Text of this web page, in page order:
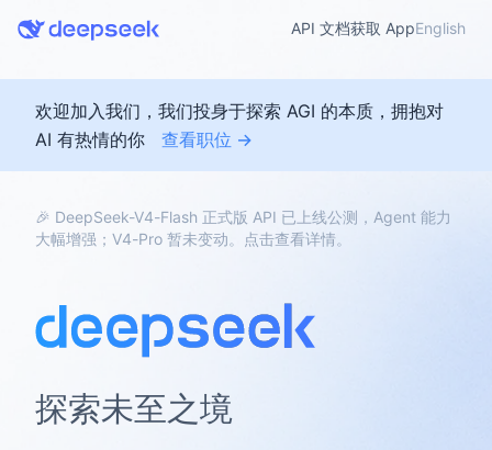
欢迎加入我们，我们投身于探索 AGI 的本质，拥抱对
AI 有热情的你
查看职位 →
🎉 DeepSeek-V4-Flash 正式版 API 已上线公测，Agent 能力
大幅增强；V4-Pro 暂未变动。点击查看详情。
探索未至之境
API 文档获取 AppEnglish